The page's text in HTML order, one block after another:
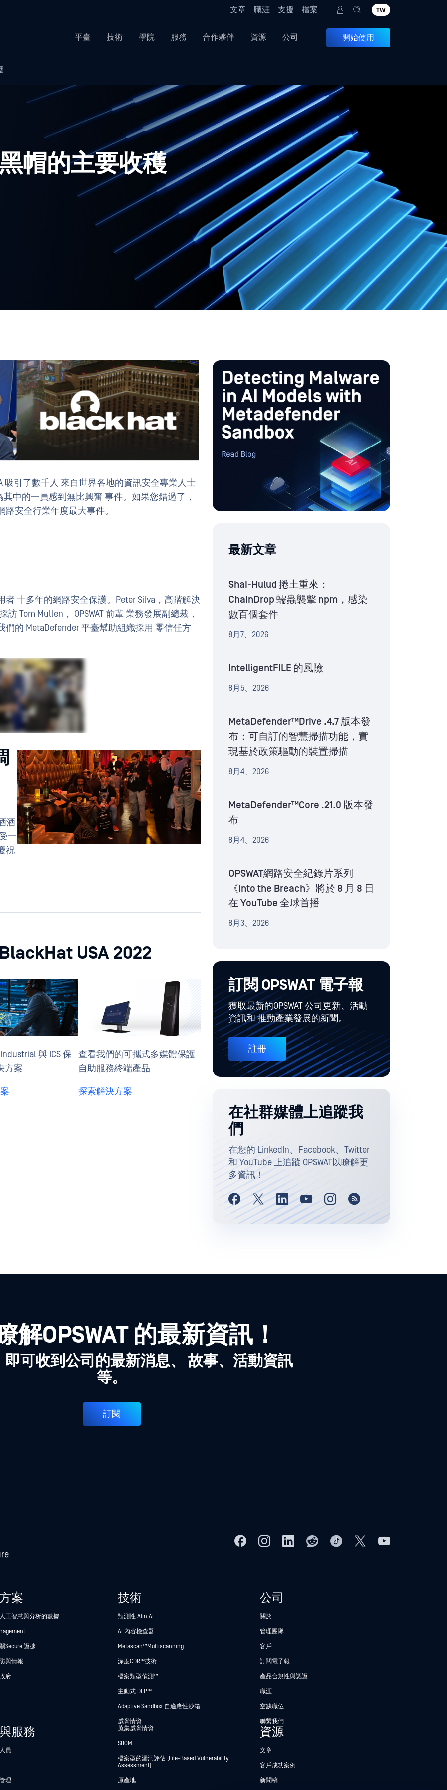
文章 職涯 支援 檔案 TW
平臺 技術 學院 服務 合作夥伴 資源 公司 開始使用
黑帽的主要收穫
吸引了數千人 來自世界各地的資訊安全專業人士
其中的一員感到無比興奮 事件。如果您錯過了，
安全行業年度最大事件。
者 十多年的網路安全保護。Peter Silva，高階解決
Tom Mullen， OPSWAT 前輩 業務發展副總裁，
們的 MetaDefender 平臺幫助組織採用 零信任方
酒
一
祝
USA 2022
與 ICS 保
方案
查看我們的可攜式多媒體保護
自助服務終端產品
探索解決方案
最新文章
Shai-Hulud 捲土重來：
ChainDrop 蠕蟲襲擊 npm，感染
數百個套件
8月7、2026
IntelligentFILE 的風險
8月5、2026
MetaDefender™Drive .4.7 版本發
布：可自訂的智慧掃描功能，實
現基於政策驅動的裝置掃描
8月4、2026
MetaDefender™Core .21.0 版本發
布
8月4、2026
OPSWAT網路安全紀錄片系列
《Into the Breach》將於 8 月 8 日
在 YouTube 全球首播
8月3、2026
訂閱 OPSWAT 電子報
獲取最新的OPSWAT 公司更新、活動
資訊和 推動產業發展的新聞。
註冊
在社群媒體上追蹤我
們
在您的 LinkedIn、Facebook、Twitter
和 YouTube 上追蹤 OPSWAT以瞭解更
多資訊！
解OPSWAT 的最新資訊！
即可收到公司的最新消息、 故事、活動資訊
等。
訂閱
案
工智慧與分析的數據
Secure 證據
與情報
府
服務
員
理
技術
預測性 Alin AI
AI 內容檢查器
Metascan™ Multiscanning
深度CDR™技術
檔案類型偵測™
主動式 DLP™
Adaptive Sandbox 自適應性沙箱
威脅情資
蒐集威脅情資
SBOM
檔案型的漏洞評估 (File-Based Vulnerability
Assessment)
原產地
公司
關於
管理團隊
客戶
訂閱電子報
產品合規性與認證
職涯
空缺職位
聯繫我們
資源
文章
客戶成功案例
新聞稿